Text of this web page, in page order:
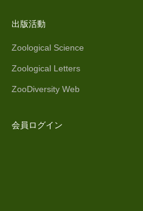
出版活動
Zoological Science
Zoological Letters
ZooDiversity Web
会員ログイン